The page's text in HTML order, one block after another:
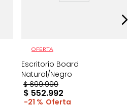
OFERTA
Escritorio Board
Natural/Negro
$ 699.990
$ 552.992
21 %